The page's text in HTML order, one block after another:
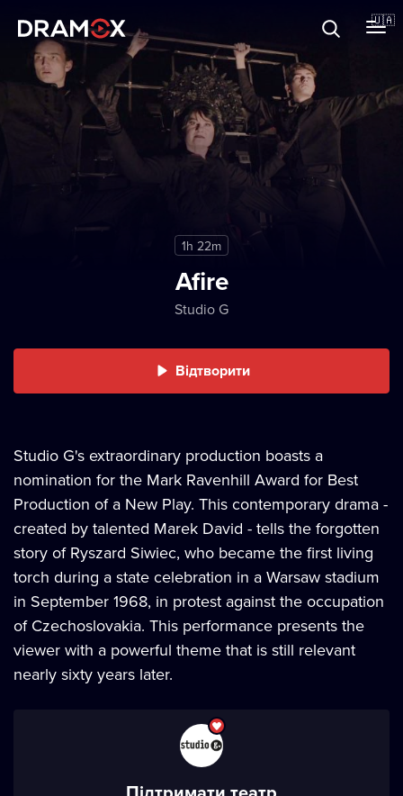
🇺🇦
Cертифікати
Зареєструватися
1h 22m
Afire
Studio G
Відтворити
Studio G's extraordinary production boasts a
nomination for the Mark Ravenhill Award for Best
Production of a New Play. This contemporary drama -
created by talented Marek David - tells the forgotten
story of Ryszard Siwiec, who became the first living
torch during a state celebration in a Warsaw stadium
in September 1968, in protest against the occupation
of Czechoslovakia. This performance presents the
viewer with a powerful theme that is still relevant
nearly sixty years later.